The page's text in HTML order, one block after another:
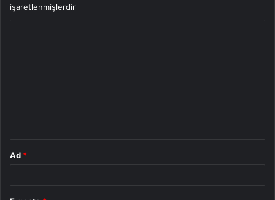
işaretlenmişlerdir
Ad *